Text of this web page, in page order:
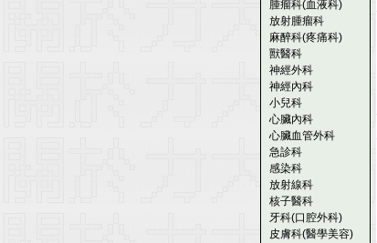
腫瘤科(血液科)
放射腫瘤科
麻醉科(疼痛科)
獸醫科
神經外科
神經內科
小兒科
心臟內科
心臟血管外科
急診科
感染科
放射線科
核子醫科
牙科(口腔外科)
皮膚科(醫學美容)